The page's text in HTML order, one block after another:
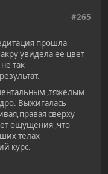
#265
прошла
увидела ее цвет
так
,тяжелым
Выжигалась
сверху
ощущения ,что
телах
курс.